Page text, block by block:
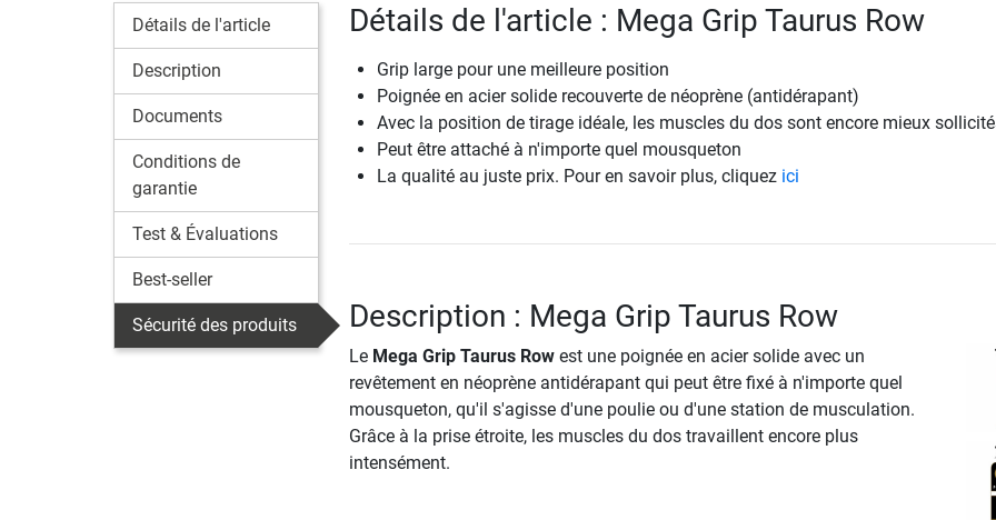
Détails de l'article
Description
Documents
Conditions de
garantie
Test & Évaluations
Best-seller
Sécurité des produits
Détails de l'article : Mega Grip Taurus Row
Grip large pour une meilleure position
Poignée en acier solide recouverte de néoprène (antidérapant)
Avec la position de tirage idéale, les muscles du dos sont encore mieux
Peut être attaché à n'importe quel mousqueton
La qualité au juste prix. Pour en savoir plus, cliquez ici
Description : Mega Grip Taurus Row
Le Mega Grip Taurus Rowest une poignée en acier solide avec un
revêtement en néoprène antidérapant qui peut être fixé à n'importe quel
mousqueton, qu'il s'agisse d'une poulie ou d'une station de musculation.
Grâce à la prise étroite, les muscles du dos travaillent encore plus
intensément.